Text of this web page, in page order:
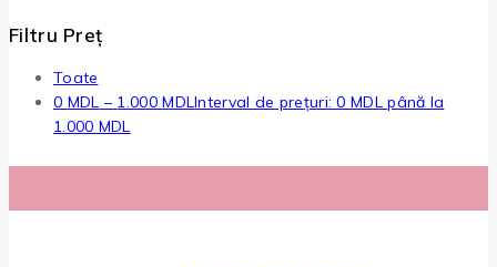
Filtru Preț
Toate
0 MDL – 1.000MDLInterval de prețuri: 0 MDL până la
1.000 MDL